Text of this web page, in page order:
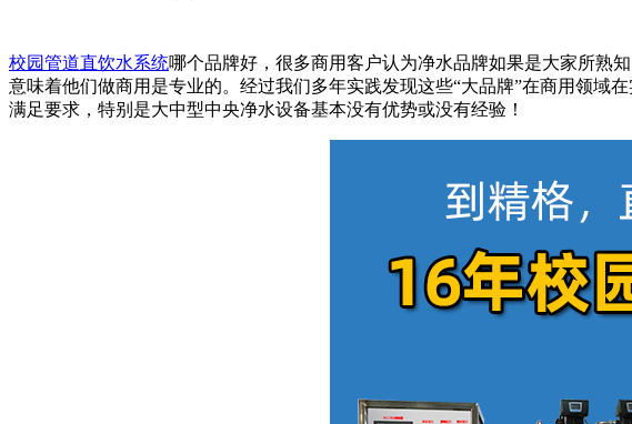
校园管道直饮水系统哪个品牌好， 很多商用客户认为净水品牌如果是大家所熟
意味着他们做商用是专业的。 经过我们多年实践发现这些“大品牌”在商用领域
满足要求，特别是大中型中央净水设备基本没有优势或没有经验！